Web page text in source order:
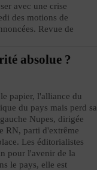
avec une crise
des motions de
Revue de
absolue ?
papier, l'alliance du
du pays mais perd sa
Nupes, dirigée
RN, parti d'extrême
Les éditorialistes
pour l'avenir de la
le pays, elle est